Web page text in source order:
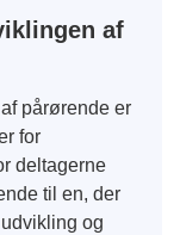
af
pårørende er
for
deltagerne
til en, der
og